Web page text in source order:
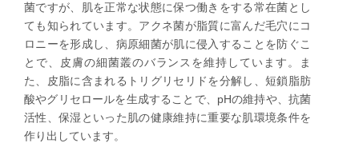
菌ですが、肌を正常な状態に保つ働きをする常在菌とし
ても知られています。アクネ菌が脂質に富んだ毛穴にコ
ロニーを形成し、病原細菌が肌に侵入することを防ぐこ
とで、皮膚の細菌叢のバランスを維持しています。ま
た、皮脂に含まれるトリグリセリドを分解し、短鎖脂肪
酸やグリセロールを生成することで、pHの維持や、抗菌
活性、保湿といった肌の健康維持に重要な肌環境条件を
作り出しています。